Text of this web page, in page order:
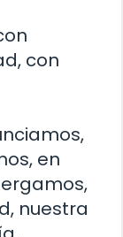
con
en
nuestra